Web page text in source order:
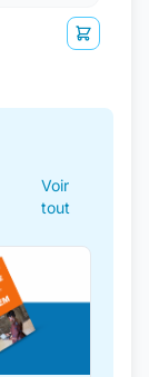
Voir
tout